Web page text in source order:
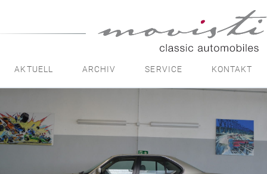
automobiles
AKTUELL ARCHIV SERVICE KONTAKT